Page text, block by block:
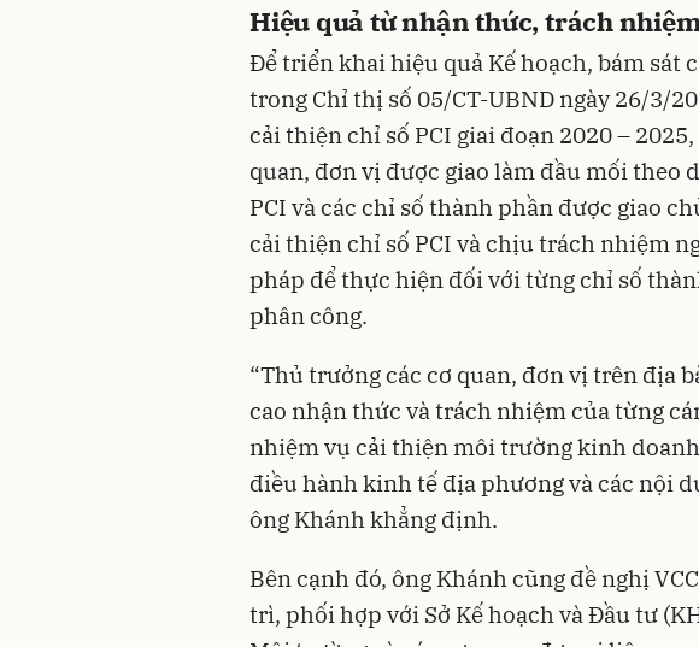
Hiệu quả từ nhận thức, trách
Để triển khai hiệu quả Kế hoạch, bám sát
trong Chỉ thị số 05/CT-UBND ngày 26/3/
cải thiện chỉ số PCI giai đoạn 2020 –
quan, đơn vị được giao làm đầu mối theo
PCI và các chỉ số thành phần được giao
cải thiện chỉ số PCI và chịu trách nhiệm
pháp để thực hiện đối với từng chỉ số
phân công.
“Thủ trưởng các cơ quan, đơn vị trên địa
cao nhận thức và trách nhiệm của từng
nhiệm vụ cải thiện môi trường kinh
điều hành kinh tế địa phương và các nội
ông Khánh khẳng định.
Bên cạnh đó, ông Khánh cũng đề nghị
trì, phối hợp với Sở Kế hoạch và Đầu tư